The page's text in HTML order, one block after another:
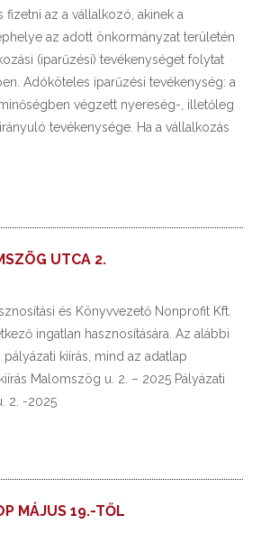
fizetni az a vállalkozó, akinek a
az adott önkormányzat területén
(iparűzési) tevékenységet folytat
Adóköteles iparűzési tevékenység: a
végzett nyereség-, illetőleg
tevékenysége. Ha a vállalkozás
UTCA 2.
és Könyvvezető Nonprofit Kft.
ingatlan hasznosítására. Az alábbi
pályázati kiírás, mind az adatlap
Malomszög u. 2. – 2025 Pályázati
2. -2025
MÁJUS 19.-TŐL